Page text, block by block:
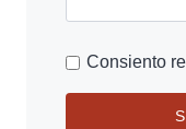
Consiento